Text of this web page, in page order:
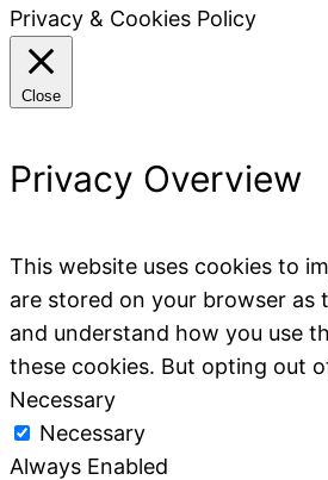
Privacy & Cookies Policy
Close
Privacy Overview
This website uses cookies to
are stored on your browser
and understand how you use
these cookies. But opting out
Necessary
Necessary
Always Enabled